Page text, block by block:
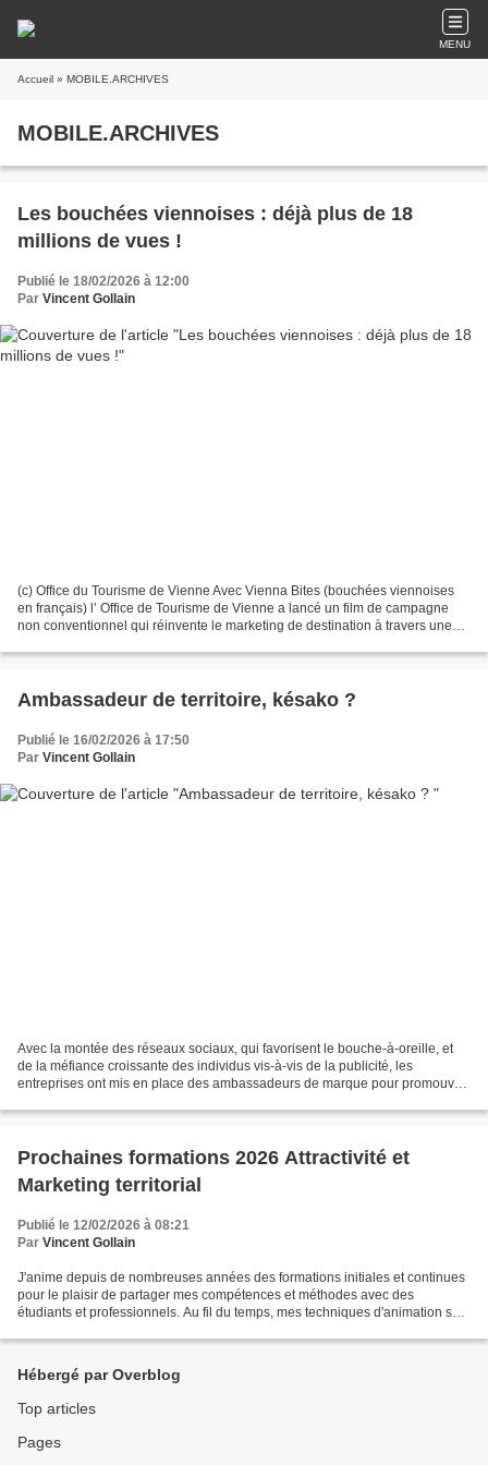
MENU
Accueil » MOBILE.ARCHIVES
MOBILE.ARCHIVES
Les bouchées viennoises : déjà plus de 18
millions de vues !
Publié le 18/02/2026 à 12:00
Par Vincent Gollain
(c) Office du Tourisme de Vienne Avec Vienna Bites (bouchées viennoises
en français) l’ Office de Tourisme de Vienne a lancé un film de campagne
non conventionnel qui réinvente le marketing de destination à travers une
Ambassadeur de territoire, késako ?
Publié le 16/02/2026 à 17:50
Par Vincent Gollain
Avec la montée des réseaux sociaux, qui favorisent le bouche-à-oreille, et
de la méfiance croissante des individus vis-à-vis de la publicité, les
entreprises ont mis en place des ambassadeurs de marque pour promouvoir
Prochaines formations 2026 Attractivité et
Marketing territorial
Publié le 12/02/2026 à 08:21
Par Vincent Gollain
J'anime depuis de nombreuses années des formations initiales et continues
pour le plaisir de partager mes compétences et méthodes avec des
étudiants et professionnels. Au fil du temps, mes techniques d'animation se
Hébergé par Overblog
Top articles
Pages